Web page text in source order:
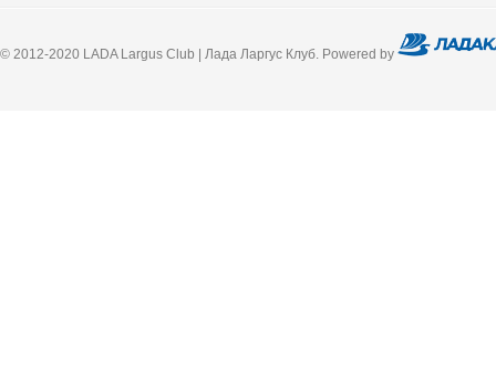
© 2012-2020 LADA Largus Club | Лада Ларгус Клуб. Powered by